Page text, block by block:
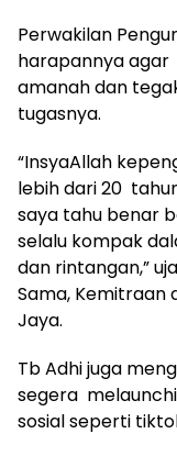
Perwakilan
harapannya agar
amanah dan
tugasnya.
“InsyaAllah
lebih dari 20
saya tahu benar
selalu kompak
dan rintangan,”
Sama, Kemitraan
Jaya.
Tb Adhi juga
segera
sosial seperti